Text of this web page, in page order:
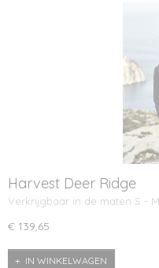
Harvest Deer Ridge
Verkrijgbaar in de maten S - M
€ 139,65
IN WINKELWAGEN